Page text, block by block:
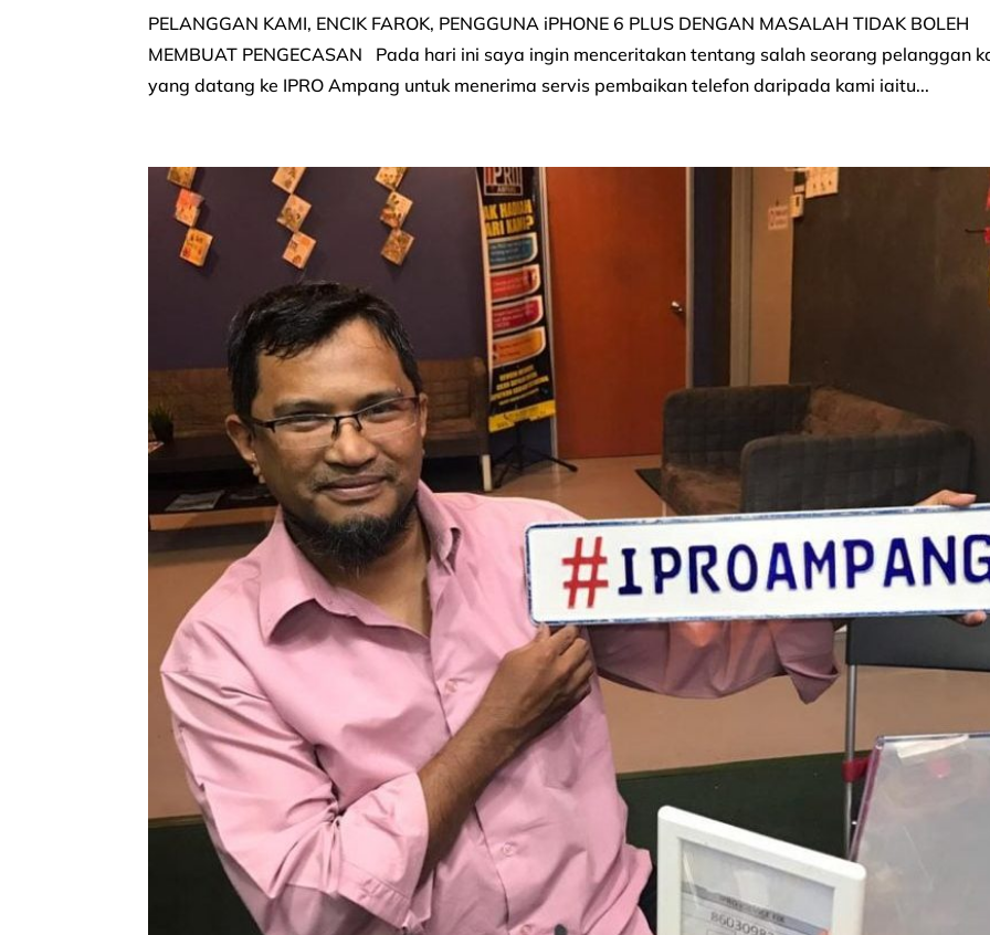
PELANGGAN KAMI, ENCIK FAROK, PENGGUNA iPHONE 6 PLUS DENGAN MASALAH TIDAK BOLEH
MEMBUAT PENGECASAN Pada hari ini saya ingin menceritakan tentang salah seorang pelanggan
yang datang ke IPRO Ampang untuk menerima servis pembaikan telefon daripada kami iaitu...